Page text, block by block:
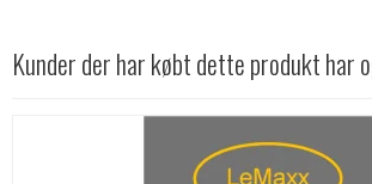
Kunder der har købt dette produkt har